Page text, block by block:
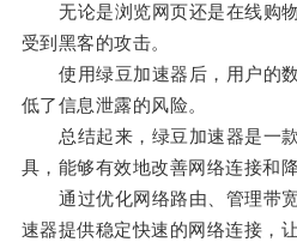
无论是浏览网页还是在线购物
受到黑客的攻击。
使用绿豆加速器后，用户的数
低了信息泄露的风险。
总结起来，绿豆加速器是一款
具，能够有效地改善网络连接和
通过优化网络路由、管理带宽
速器提供稳定快速的网络连接，